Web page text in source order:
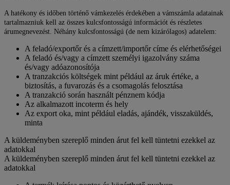
A hatékony és időben történő vámkezelés érdekében a vámszámla adatainak
tartalmazniuk kell az összes kulcsfontosságú információt és részletes
árumegnevezést. Néhány kulcsfontosságú (de nem kizárólagos) adatelem:
A feladó/exportőr és a címzett/importőr címe és elérhetőségei
A feladó és/vagy a címzett személyi igazolvány száma
és/vagy adóazonosítója
A tranzakciós költségek mint például az áruk értéke, a
biztosítás, a fuvarozás és a csomagolás felosztása
A tranzakció során használt pénznem kódja
Az alkalmazott incoterm és hely
Az export oka, mint például eladás, ajándék, visszaküldés,
minta
A küldeményben szereplő minden árut fel kell tüntetni ezekkel az
adatokkal
A küldeményben szereplő minden árut fel kell tüntetni ezekkel az
adatokkal